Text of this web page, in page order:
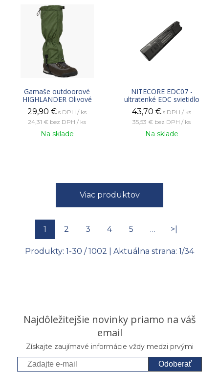
Gamaše outdoorové
HIGHLANDER Olivové
29,90 € s DPH / ks
24,31 € bez DPH / ks
Na sklade
NITECORE EDC07 -
ultratenké EDC svietidlo
43,70 € s DPH / ks
35,53 € bez DPH / ks
Na sklade
Viac produktov
1 2 3 4 5 … >|
Produkty: 1-30 /1002 | Aktuálna strana: 1/34
Najdôležitejšie novinky priamo na váš
email
Získajte zaujímavé informácie vždy medzi prvými
Odoberať